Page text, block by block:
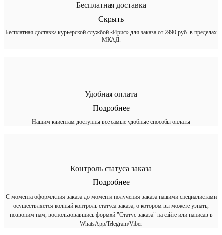
Бесплатная доставка
Скрыть
Бесплатная доставка курьерской службой «Ирис» для заказа от 2990 руб. в пределах
МКАД.
Удобная оплата
Подробнее
Нашим клиентам доступны все самые удобные способы оплаты
Контроль статуса заказа
Подробнее
С момента оформления заказа до момента получения заказа нашими специалистами
осуществляется полный контроль статуса заказа, о котором вы можете узнать,
позвоним нам, воспользовавшись формой "Статус заказа" на сайте или написав в
WhatsApp/Telegram/Viber